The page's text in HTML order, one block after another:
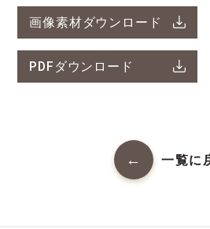
画像素材ダウンロード
PDFダウンロード
一覧に